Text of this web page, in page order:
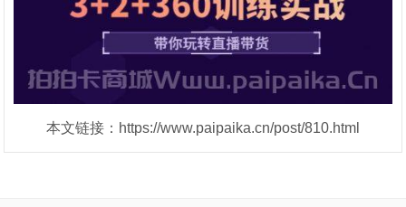
本文链接：https://www.paipaika.cn/post/810.html